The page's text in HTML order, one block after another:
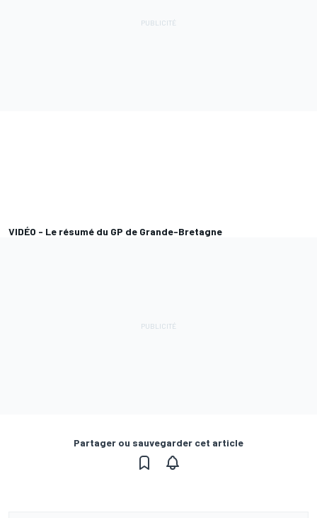
VIDÉO - Le résumé du GP de Grande-Bretagne
Partager ou sauvegarder cet article